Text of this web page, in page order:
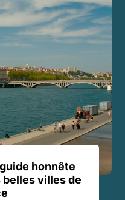
honnête
belles villes de